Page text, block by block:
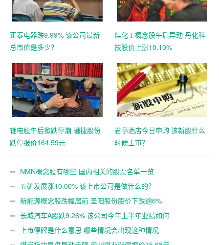
正泰电器跌9.99% 该公司最新
总市值是多少？
煤化工概念股午后异动 丹化科
技股价上涨10.10%
锂电股午后掀跌停潮 融捷股份
跌停报价164.59元
君亭酒店今日申购 该新股什么
时候上市？
NMN概念股有哪些 国内相关的股票名单一览
五矿发展涨10.00% 该上市公司是做什么的？
新能源概念股跌幅居前 圣阳股份股价下跌逾6%
长城汽车A股跌9.26% 该公司今年上半年业绩如何
上市停牌是什么意思 哪些情况会出现这种情况